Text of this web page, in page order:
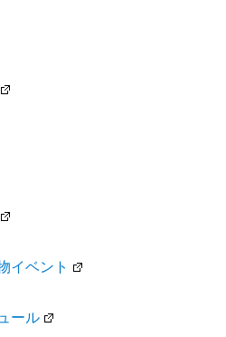
イベント
ール